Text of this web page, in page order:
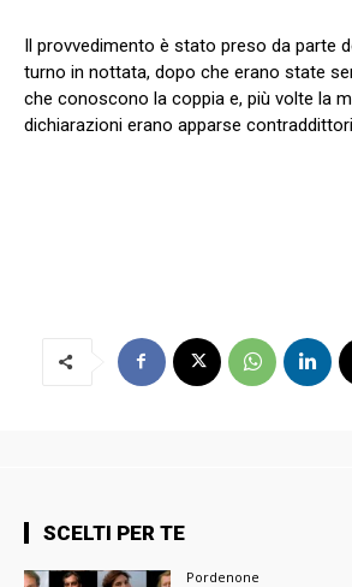
Il provvedimento è stato preso da parte
turno in nottata, dopo che erano state
che conoscono la coppia e, più volte la
dichiarazioni erano apparse
SCELTI PER TE
Pordenone